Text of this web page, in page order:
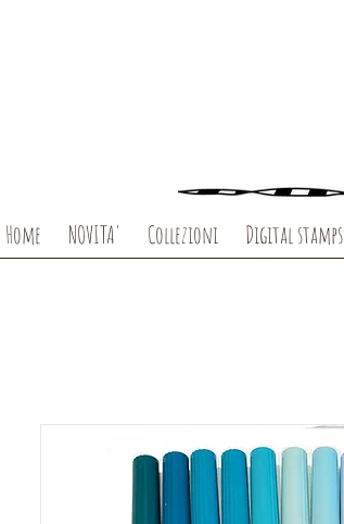
Home NOVITA' Collezioni Digital stamps